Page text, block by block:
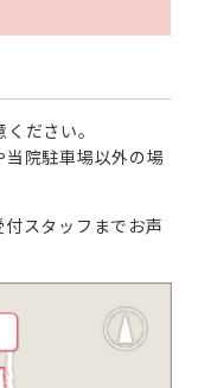
ださい。
院駐車場以外の場
スタッフまでお声